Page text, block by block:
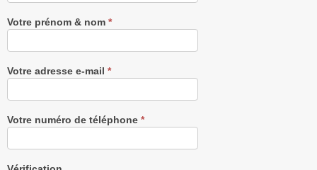
gratuitement
Votre prénom & nom *
Votre adresse e-mail *
Votre numéro de téléphone *